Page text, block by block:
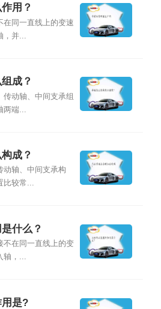
用？
在同一直线上的变速
并...
成？
传动轴、中间支承组
端...
成？
动轴、中间支承构
比较常...
什么？
不在同一直线上的变
轴，...
是?